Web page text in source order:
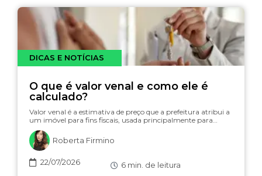
DICAS E NOTÍCIAS
O que é valor venal e como ele é
calculado?
Valor venal é a estimativa de preço que a prefeitura atribui a
um imóvel para fins fiscais, usada principalmente para…
Roberta Firmino
22/07/2026 6 min. de leitura